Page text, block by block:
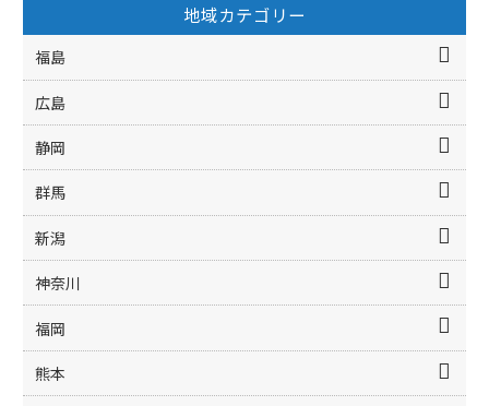
地域カテゴリー
福島
広島
静岡
群馬
新潟
神奈川
福岡
熊本